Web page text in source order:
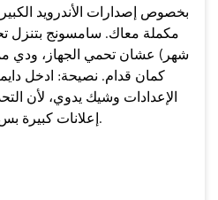
بخصوص إصدارات الأندرويد
مكملة معاك. سامسونج بتنزل
شهر) عشان تحمي الجهاز، ودي
كمان قدام. ​نصيحة: ادخل
الإعدادات وشيك يدوي، لأن
إعلانات كبيرة بس مهمة جداً لاستقرار الجهاز.